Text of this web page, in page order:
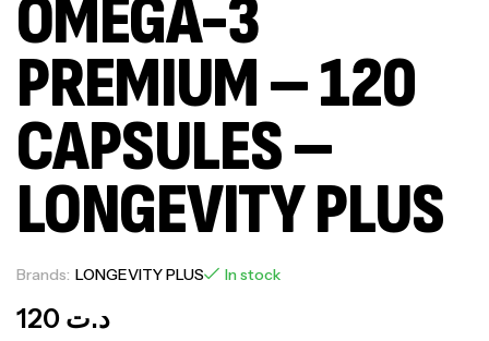
OMEGA-3
PREMIUM – 120
CAPSULES –
LONGEVITY PLUS
Brands: LONGEVITY PLUS In stock
د.ت